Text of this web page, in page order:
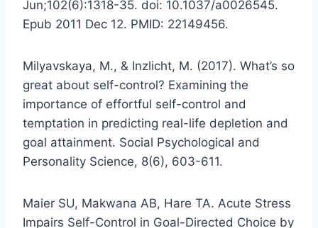
Jun;102(6):1318-35. doi: 10.1037/a0026545.
Epub 2011 Dec 12. PMID: 22149456.
Milyavskaya, M., & Inzlicht, M. (2017). What’s so
great about self-control? Examining the
importance of effortful self-control and
temptation in predicting real-life depletion and
goal attainment. Social Psychological and
Personality Science, 8(6), 603-611.
Maier SU, Makwana AB, Hare TA. Acute Stress
Impairs Self-Control in Goal-Directed Choice by